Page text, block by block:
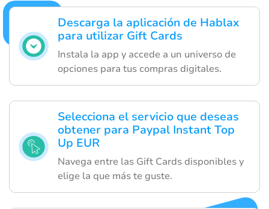
Descarga la aplicación de Hablax
para utilizar Gift Cards
Instala la app y accede a un universo de
opciones para tus compras digitales.
Selecciona el servicio que deseas
obtener para Paypal Instant Top
Up EUR
Navega entre las Gift Cards disponibles y
elige la que más te guste.